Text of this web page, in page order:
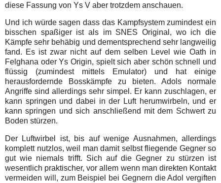
diese Fassung von Ys V aber trotzdem anschauen.
Und ich würde sagen dass das Kampfsystem zumindest ein
bisschen spaßiger ist als im SNES Original, wo ich die
Kämpfe sehr behäbig und dementsprechend sehr langweilig
fand. Es ist zwar nicht auf dem selben Level wie Oath in
Felghana oder Ys Origin, spielt sich aber schön schnell und
flüssig (zumindest mittels Emulator) und hat einige
herausfordernde Bosskämpfe zu bieten. Adols normale
Angriffe sind allerdings sehr simpel. Er kann zuschlagen, er
kann springen und dabei in der Luft herumwirbeln, und er
kann springen und sich anschließend mit dem Schwert zu
Boden stürzen.
Der Luftwirbel ist, bis auf wenige Ausnahmen, allerdings
komplett nutzlos, weil man damit selbst fliegende Gegner so
gut wie niemals trifft. Sich auf die Gegner zu stürzen ist
wesentlich praktischer, vor allem wenn man direkten Kontakt
vermeiden will, zum Beispiel bei Gegnern die Adol vergiften